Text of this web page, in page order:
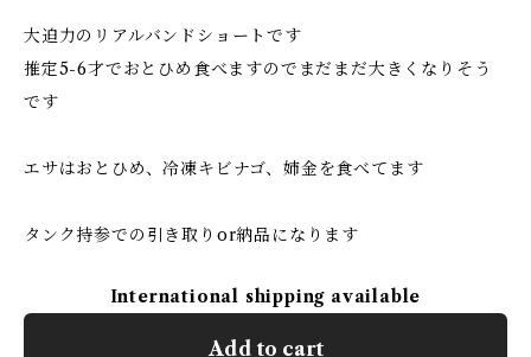
大迫力のリアルバンドショートです
推定5-6才でおとひめ食べますのでまだまだ大きくなりそう
です
エサはおとひめ、冷凍キビナゴ、姉金を食べてます
タンク持参での引き取りor納品になります
International shipping available
Add to cart